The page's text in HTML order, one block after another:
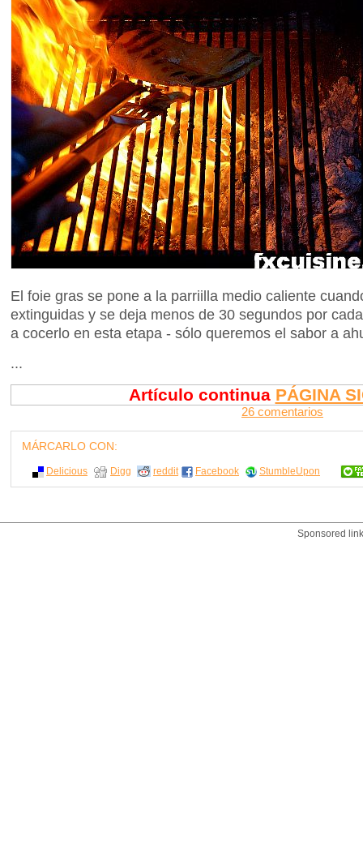
El foie gras se pone a la parriilla medio caliente
extinguidas y se deja menos de 30 segundos por
a cocerlo en esta etapa - sólo queremos el sabor a
...
Artículo continua PÁGINA
26 comentarios
MÁRCARLO CON:
Delicious Digg reddit Facebook StumbleUpon
Sponsored